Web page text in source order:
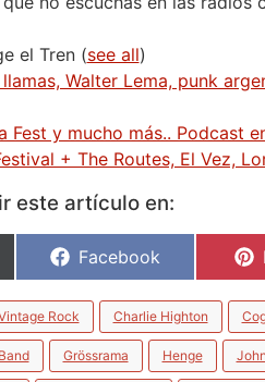
el Tren (see all)
llamas, Walter Lema, punk
Fest y mucho más.. Podcast
+ The Routes, El Vez,
este artículo en:
Facebook
Rock Charlie Highton
Grössrama Henge